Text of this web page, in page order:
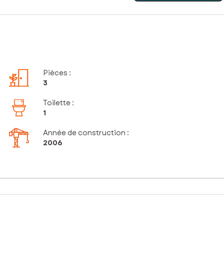
Pièces :
3
Toilette :
1
Année de construction :
2006